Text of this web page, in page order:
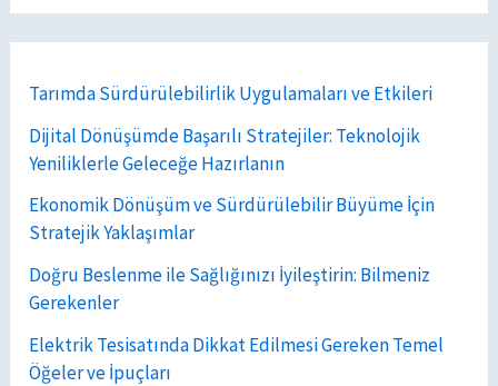
Tarımda Sürdürülebilirlik Uygulamaları ve Etkileri
Dijital Dönüşümde Başarılı Stratejiler: Teknolojik
Yeniliklerle Geleceğe Hazırlanın
Ekonomik Dönüşüm ve Sürdürülebilir Büyüme İçin
Stratejik Yaklaşımlar
Doğru Beslenme ile Sağlığınızı İyileştirin: Bilmeniz
Gerekenler
Elektrik Tesisatında Dikkat Edilmesi Gereken Temel
Öğeler ve İpuçları